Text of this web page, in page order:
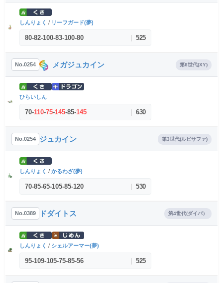
しんりょく / リーフガード(夢)
80-82-100-83-100-80 525
No.0254 メガジュカイン 第6世代(XY)
ひらいしん
70-110-75-145-85-145 630
No.0254 ジュカイン 第3世代(ルビサファ)
しんりょく / かるわざ(夢)
70-85-65-105-85-120 530
No.0389 ドダイトス 第4世代(ダイパ）
しんりょく / シェルアーマー(夢)
95-109-105-75-85-56 525